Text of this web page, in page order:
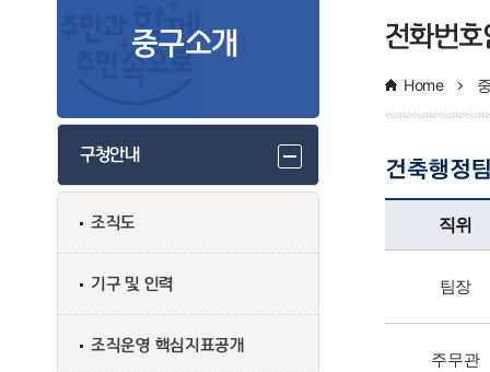
중구소개
구청안내
조직도
기구 및 인력
조직운영 핵심지표공개
전화번
Home
건축행정
건축행정팀업무담당자의 정보로 직위, 전화번호, 담당업무를 안내하고 있습니다
직위
팀장
주무관